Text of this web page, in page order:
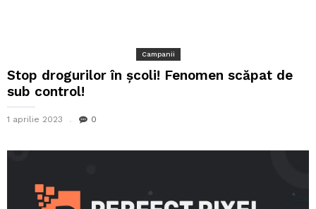
Campanii
Stop drogurilor în școli! Fenomen scăpat de
sub control!
1 aprilie 2023 0